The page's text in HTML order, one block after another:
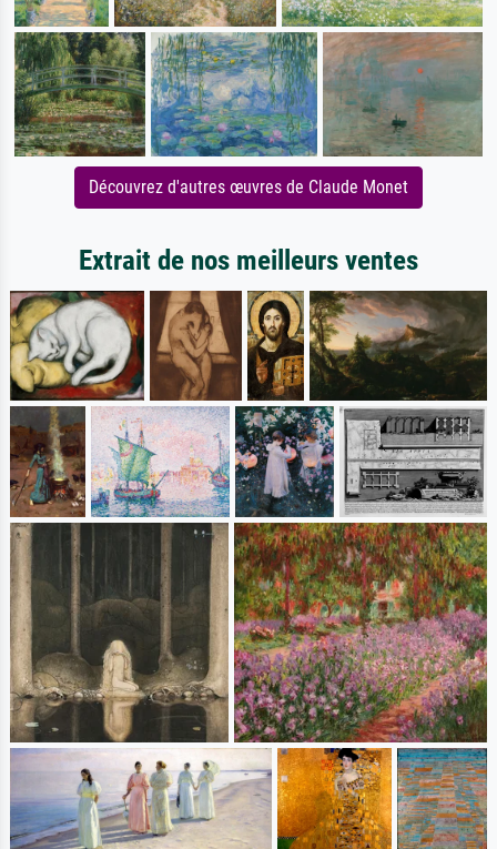
Découvrez d'autres œuvres de Claude Monet
Extrait de nos meilleurs ventes